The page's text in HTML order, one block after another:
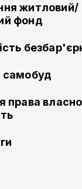
житловий/
фонд
самобуд
права